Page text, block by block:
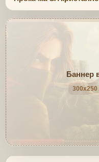
Баннер
300x250